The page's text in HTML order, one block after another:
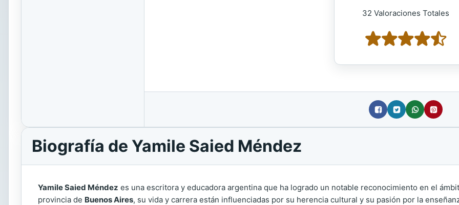
32 Valoraciones Totales
Biografía de Yamile Saied Méndez
Yamile Saied Méndez es una escritora y educadora argentina que ha logrado un notable reconocimiento en el
provincia de Buenos Aires, su vida y carrera están influenciadas por su herencia cultural y su pasión por la